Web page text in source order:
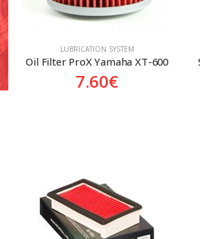
LUBRICATION SYSTEM
Oil Filter ProX Yamaha XT-600
7.60€